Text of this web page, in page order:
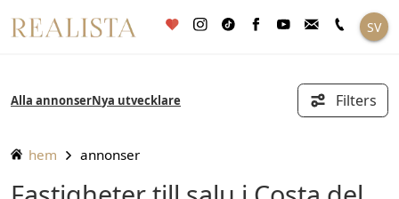
till
SV
Alla annonser Nya utvecklare Filters
hem annonser